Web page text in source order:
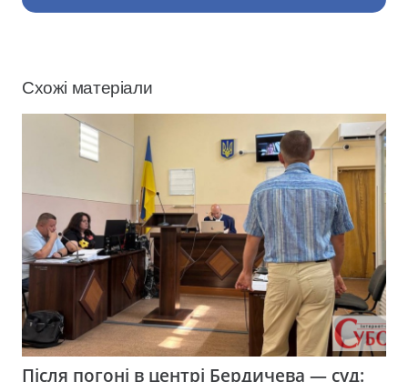
Схожі матеріали
Після погоні в центрі Бердичева — суд: